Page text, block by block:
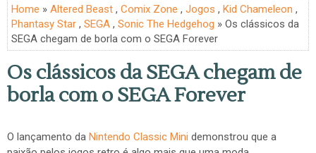
Home » Altered Beast , Comix Zone , Jogos , Kid Chameleon ,
Phantasy Star , SEGA , Sonic The Hedgehog » Os clássicos da
SEGA chegam de borla com o SEGA Forever
Os clássicos da SEGA chegam de
borla com o SEGA Forever
O lançamento da Nintendo Classic Mini demonstrou que a